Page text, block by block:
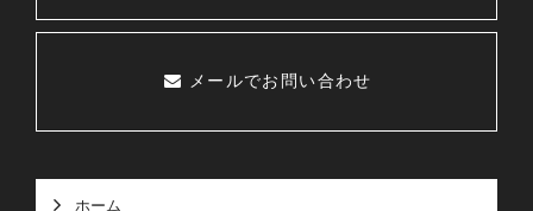
メールでお問い合わせ
ホーム